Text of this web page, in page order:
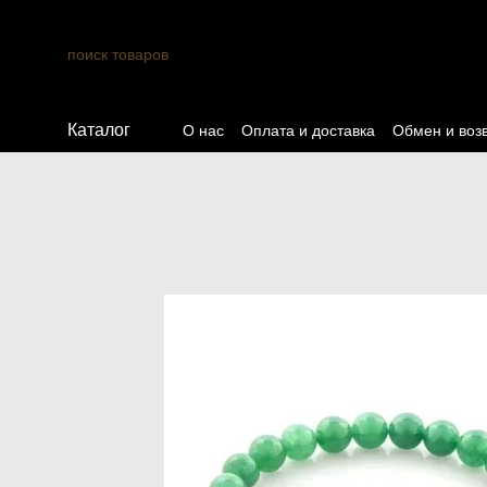
Каталог О нас Оплата и доставка Обмен и